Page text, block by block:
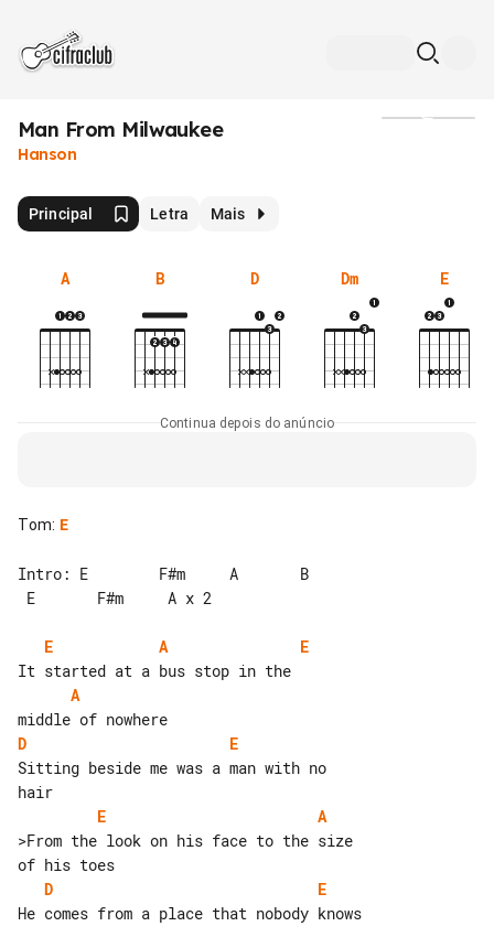
Man From Milwaukee
Hanson
Principal Letra Mais
A B D Dm E
Continua depois do anúncio
Tom: E
Intro: E        F#m     A       B
E A
E
A
D
E
Sitting beside me was a man with no
E
A
>From the look on his face to the size
D
E
He comes from a place that nobody knows